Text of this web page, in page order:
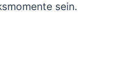
sein.